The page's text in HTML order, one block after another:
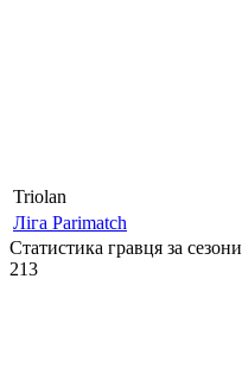
Triolan
Ліга Parimatch
Статистика гравця за сезони
213